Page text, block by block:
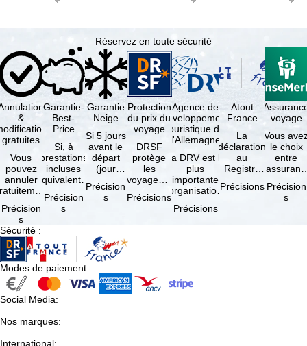
Réservez en toute sécurité
&
gratuites
Vous
pouvez
annuler
suivant
la
à …
Précision
s
Garantie-
Best-
Price
Si, à
prestations
incluses
équivalentes
réserve de
disponibilités,
Précision
s
Garantie
Neige
Si 5 jours
avant le
départ
(jour
d'arrivée),
tous les
domaines
Précision
s
Protection
du prix du
voyage
DRSF
protège
les
voyageurs
réservent
Précisions
Agence de
développement
touristique de
l'Allemagne
La DRV est la
plus
importante
organisation
professionnels
Précisions
Atout
France
La
déclaration
au
Registre
Opérateurs
Précisions
voyage
Vous
le choix
entre
et
Précision
s
Sécurité :
Modes de paiement :
Social Media:
Nos marques:
International: